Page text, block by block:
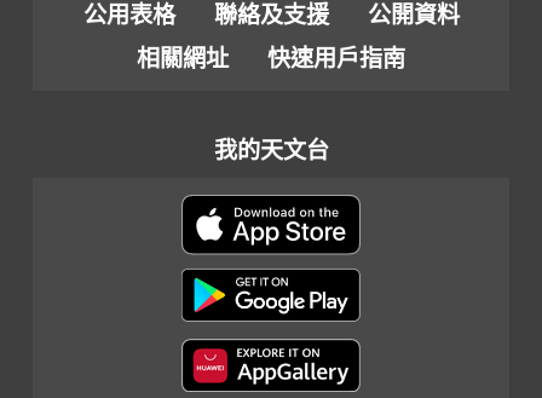
公用表格 聯絡及支援
公開資料
相關網址
快速用戶指南
我的天文台